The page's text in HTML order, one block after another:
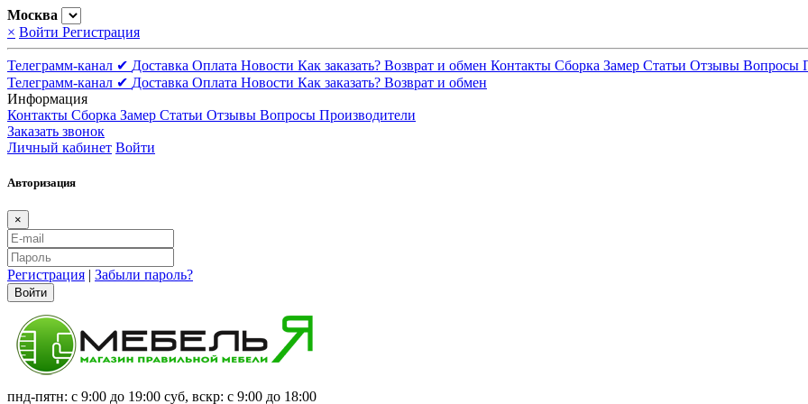
Москва
× Войти Регистрация
Телеграмм-канал ✔ Доставка Оплата Новости Как заказать? Возврат и обмен Контакты Сборка Замер Статьи Отзывы Вопросы
Телеграмм-канал ✔ Доставка Оплата Новости Как заказать? Возврат и обмен
Информация
Контакты Сборка Замер Статьи Отзывы Вопросы Производители
Заказать звонок
Личный кабинет Войти
Авторизация
×
Регистрация | Забыли пароль?
Войти
пнд-пятн: с 9:00 до 19:00 суб, вскр: с 9:00 до 18:00